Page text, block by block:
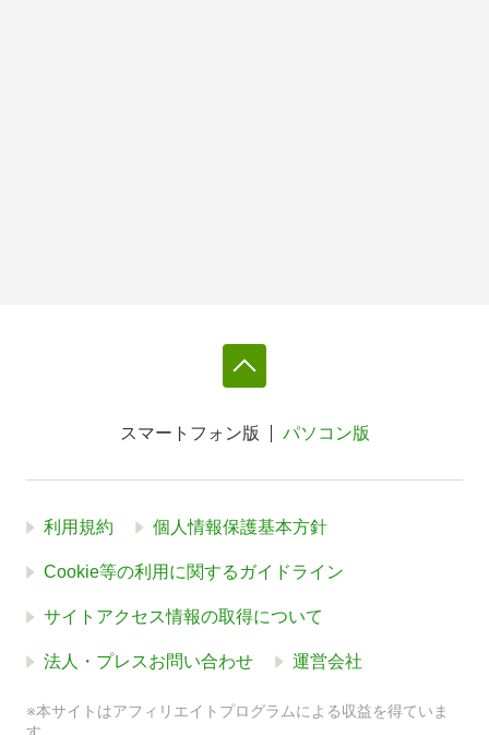
スマートフォン版 パソコン版
利用規約 個人情報保護基本方針
Cookie等の利用に関するガイドライン
サイトアクセス情報の取得について
法人・プレスお問い合わせ 運営会社
※本サイトはアフィリエイトプログラムによる収益を得ていま